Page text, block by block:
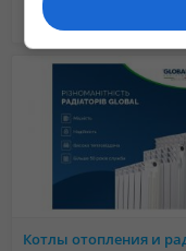
Бесплатно